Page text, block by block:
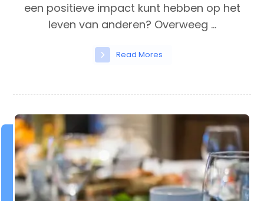
een positieve impact kunt hebben op het
leven van anderen? Overweeg ...
Read Mores